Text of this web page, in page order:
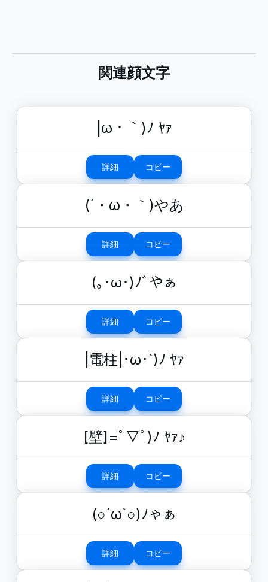
関連顔文字
|ω・｀)ﾉ ﾔｧ
詳細 コピー
(´・ω・｀)やあ
詳細 コピー
(｡･ω･)ﾉﾞやぁ
詳細 コピー
|電柱|･ω･`)ﾉ ﾔｧ
詳細 コピー
[壁]=ﾟ▽ﾟ)ﾉ ﾔｧ♪
詳細 コピー
(○´ω`○)ﾉゃぁ
詳細 コピー